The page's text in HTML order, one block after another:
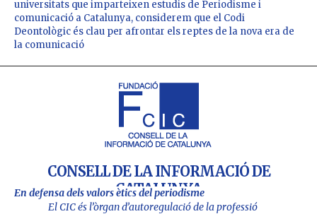
universitats que imparteixen estudis de Periodisme i
comunicació a Catalunya, considerem que el Codi
Deontològic és clau per afrontar els reptes de la nova era de
la comunicació
CONSELL DE LA INFORMACIÓ DE
CATALUNYA
En defensa dels valors ètics del periodisme
El CIC és l’òrgan d’autoregulació de la professió